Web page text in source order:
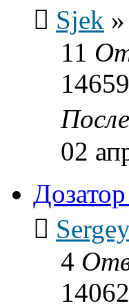
Sjek »
11
14659
02
4
14062